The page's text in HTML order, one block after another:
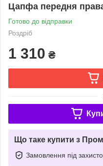
Цапфа передня
Готово до відправки
Роздріб
1 310 ₴
Що таке купити з
Замовлення під